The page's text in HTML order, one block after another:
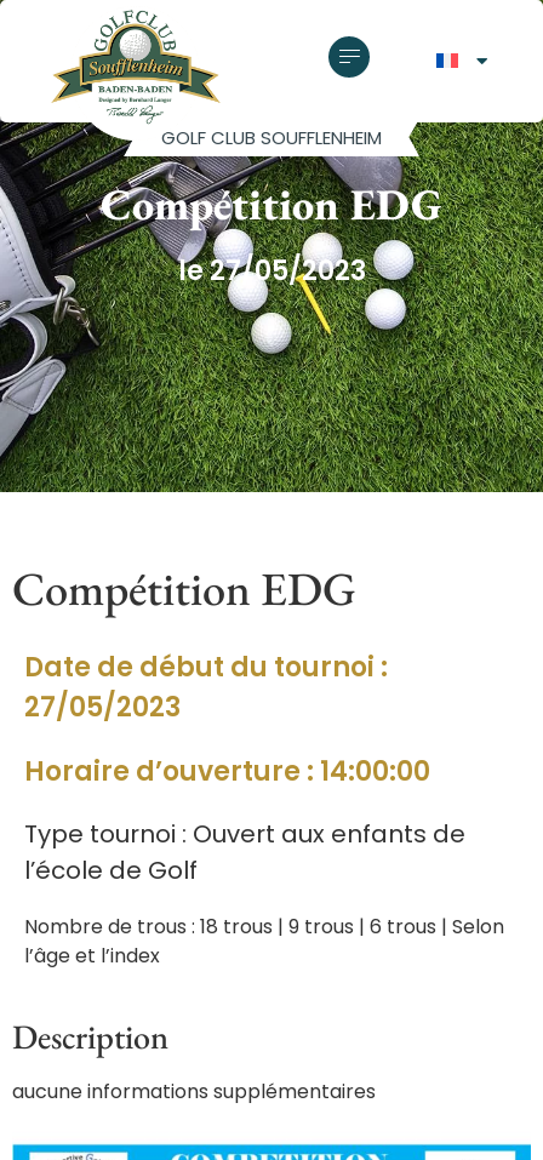
GOLF CLUB SOUFFLENHEIM
Compétition EDG
le 27/05/2023
Compétition EDG
Date de début du tournoi :
27/05/2023
Horaire d’ouverture : 14:00:00
Type tournoi : Ouvert aux enfants de
l’école de Golf
Nombre de trous : 18 trous | 9 trous | 6 trous | Selon
l’âge et l’index
Description
aucune informations supplémentaires